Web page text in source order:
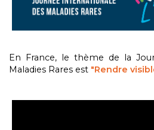
En France, le thème de la
Maladies Rares est "Rendre